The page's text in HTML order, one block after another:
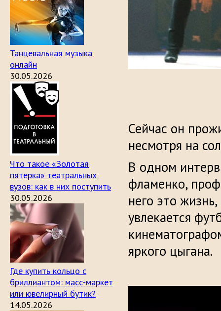
Танцевальная музыка
онлайн
30.05.2026
Что такое «Золотая
пятерка» театральных
вузов: как в них поступить
30.05.2026
Где купить кольцо с
бриллиантом: масс-маркет
или ювелирный бутик?
14.05.2026
Сейчас он
несмотря на
В одном
фламенко,
него это
увлекается
яркого цыгана.